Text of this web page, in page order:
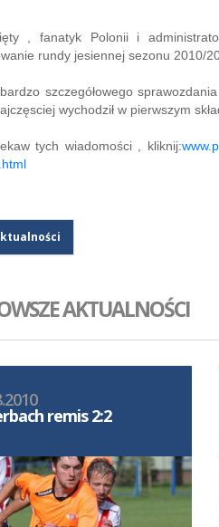
, fanatyk Polonii i
rundy jesiennej sezonu 2010/
szczegółowego
wychodził w pierwszym
tych wiadomości , kliknij:
AKTUALNOŚCI
remis 2:2